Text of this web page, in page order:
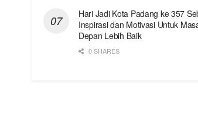
Hari Jadi Kota Padang ke 357
Inspirasi dan Motivasi Untuk
Depan Lebih Baik
0 SHARES